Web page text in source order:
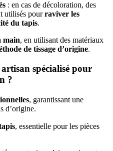
: en cas de décoloration, des
utilisés pourraviver les
du tapis.
main, en utilisant des matériaux
de tissage d’origine.
spécialisé pour
?
, garantissant une
d’origine.
, essentielle pour les pièces